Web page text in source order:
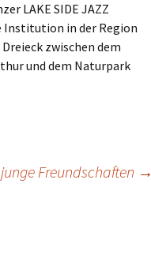
LAKE SIDE JAZZ
Institution in der Region
zwischen dem
und dem Naturpark
Freundschaften →